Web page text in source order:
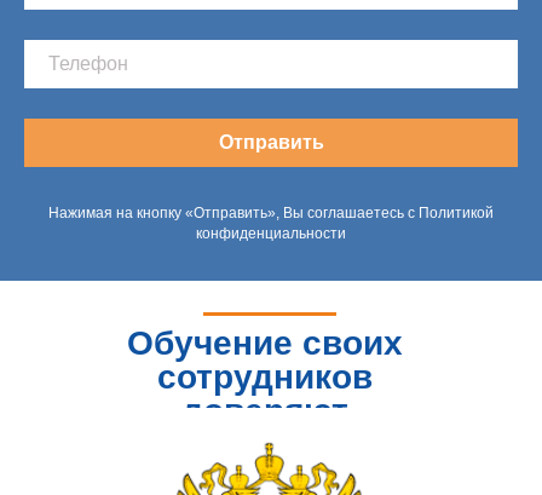
Отправить
Нажимая на кнопку «Отправить», Вы соглашаетесь с Политикой
конфиденциальности
Обучение своих
сотрудников
доверяют